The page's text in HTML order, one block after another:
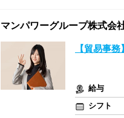
マンパワーグループ株式会
【貿易事
給与
シフト